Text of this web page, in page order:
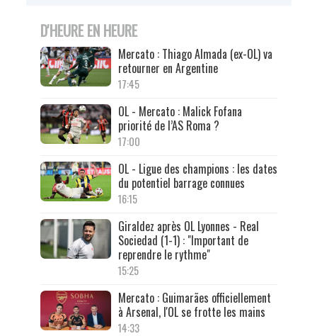
D'HEURE EN HEURE
Mercato : Thiago Almada (ex-OL) va
retourner en Argentine
17:45
OL - Mercato : Malick Fofana
priorité de l’AS Roma ?
17:00
OL - Ligue des champions : les dates
du potentiel barrage connues
16:15
Giraldez après OL Lyonnes - Real
Sociedad (1-1) : "Important de
reprendre le rythme"
15:25
Mercato : Guimarães officiellement
à Arsenal, l'OL se frotte les mains
14:33